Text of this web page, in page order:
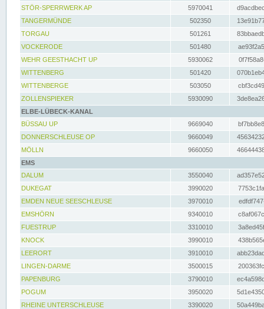
STÖR-SPERRWERK AP 5970041
TANGERMÜNDE
502350
TORGAU
501261
VOCKERODE
501480
WEHR GEESTHACHT UP
5930062
WITTENBERG
501420
WITTENBERGE
503050
ZOLLENSPIEKER
5930090
ELBE-LÜBECK-KANAL
BÜSSAU UP
9669040
DONNERSCHLEUSE OP
9660049
MÖLLN
9660050
EMS
DALUM
3550040
DUKEGAT
3990020
EMDEN NEUE SEESCHLEUSE
3970010
EMSHÖRN
9340010
FUESTRUP
3310010
KNOCK
3990010
LEERORT
3910010
LINGEN-DARME
3500015
PAPENBURG
3790010
POGUM
3950020
RHEINE UNTERSCHLEUSE
3390020